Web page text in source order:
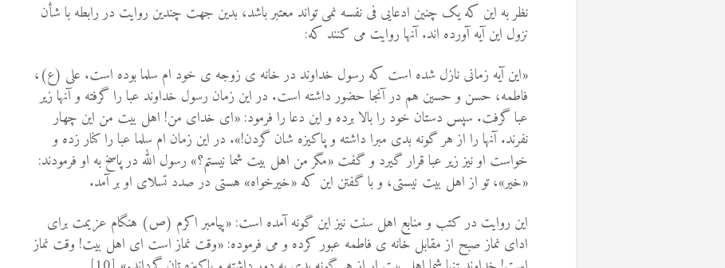
نظر به این که یک چنین ادعایی فی نفسه نمی تواند معتبر باشد، بدین جهت چندین روایت در رابطه با شأن
نزول این آیه آورده اند. آنها روایت می کنند که:
«این آیه زمانی نازل شده است که رسول خداوند در خانه ی زوجه ی خود ام سلما بوده است. علی (ع)،
فاطمه، حسن و حسین هم در آنجا حضور داشته است. در این زمان رسول خداوند عبا را گرفته و آنها زیر
عبا گرفت. سپس دستان خود را بالا برده و این دعا را فرمود: «ای خدای من! اهل بیت من این چهار
نفرند. آنها را از هر گونه بدی مبرا داشته و پاکیزه شان گردن!». در این زمان ام سلما عبا را کنار زده و
خواست او نیز زیر عبا قرار گیرد و گفت «مگر من اهل بیت شما نیستم؟» رسول الله در پاسخ به او فرمودند:
«خیر»، تو از اهل بیت نیستی، و با گفتن این که «خیرخواه» هستی در صدد تسلای او بر آمد.
این روایت در کتب و منابع اهل سنت نیز این گونه آمده است: «پیامبر اکرم (ص) هنگام عزیمت برای
ادای نماز صبح از مقابل خانه ی فاطمه عبور کرده و می فرموده: «وقت نماز است ای اهل بیت! وقت نماز